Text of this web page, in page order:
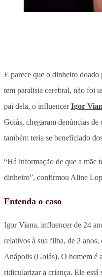
E parece que o dinheiro doado
tem paralisia cerebral, não foi
pai dela, o influencerIgor
Goiás, chegaram denúncias de
também teria se beneficiado
“Há informação de que a mãe
dinheiro”, confirmou Aline
Entenda o caso
Igor Viana, influencer de 24
relativos à sua filha, de 2
Anápolis (Goiás). O homem é
ridicularizar a criança. Ele